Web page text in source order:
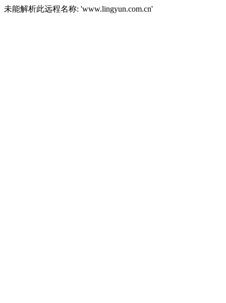
未能解析此远程名称: 'www.lingyun.com.cn'